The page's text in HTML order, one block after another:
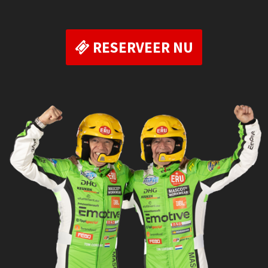
RESERVEER NU